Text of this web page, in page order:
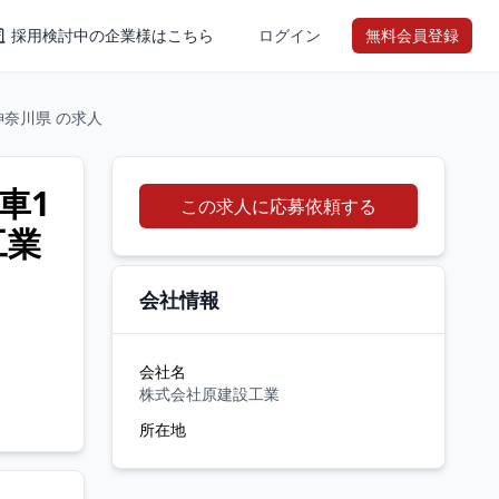
採用検討中の企業様はこちら ログイン 無料会員登録
川県 の求人
1
この求人に応募依頼する
会社情報
会社名
株式会社原建設工業
所在地